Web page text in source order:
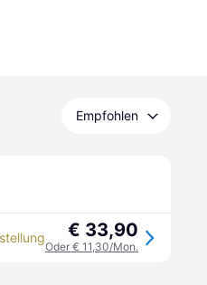
Empfohlen
€ 33,90
Oder € 11,30/Mon.